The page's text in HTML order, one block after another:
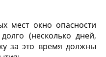
мест окно опасности
(несколько дней,
за это время должны